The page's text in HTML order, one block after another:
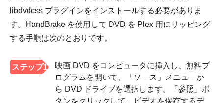
libdvdcss プラグインをインストールする必要がありま
す。HandBrake を使用して DVD を Plex 用にリッピング
する手順は次のとおりです。
ステップ1
映画 DVD をコンピュータに挿入し、無料プ
ログラムを開いて、「ソース」メニューか
ら DVD ドライブを選択します。「参照」ボ
タンをクリックして、ビデオを保存するデ